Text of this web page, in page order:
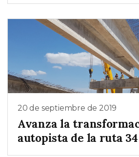
20 de septiembre de 2019
Avanza la
autopista de la ruta